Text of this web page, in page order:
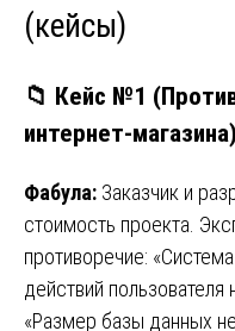
(кейсы)
📁 Кейс №1
интернет-магазина)
Фабула: Заказчик и
стоимость проекта.
противоречие:
действий пользователя
«Размер базы данных